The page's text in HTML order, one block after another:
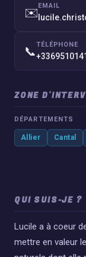
QUI SUIS-JE ?
Lucile a à coeur
mettre en valeur
✉️EMAIL
📞TÉLÉPHONE
ZONE
DÉPARTEMENTS
Allier Cantal